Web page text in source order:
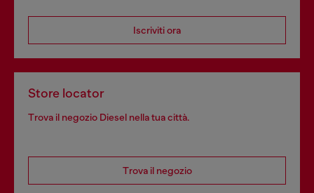
Iscriviti ora
Store locator
Trova il negozio Diesel nella tua città.
Trova il negozio